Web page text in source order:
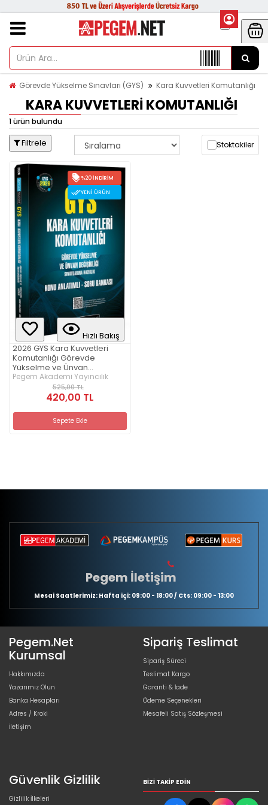
Görevde Yükselme Sınavları (GYS) Kara Kuvvetleri Komutanlığı
KARA KUVVETLERI KOMUTANLIĞI
1 ürün bulundu
Filtrele Stoktakiler
%20 İNDIRIM
YENI ÜRÜN
Hızlı Bakış
2026 GYS Kara Kuvvetleri
Komutanlığı Görevde
Yükselme ve Ünvan
Değişikliği Konu Anlatımlı Soru
Pegem Akademi Yayıncılık
525,00 TL
420,00 TL
Sepete Ekle
Pegem İletişim
Mesai Saatlerimiz: Hafta içi: 09:00 - 18:00 / Cts: 09:00 - 13:00
Pegem.Net
Kurumsal
Hakkımızda
Yazarımız Olun
Banka Hesapları
Adres / Kroki
İletişim
Sipariş Teslimat
Sipariş Süreci
Teslimat Kargo
Garanti & İade
Ödeme Seçenekleri
Mesafeli Satış Sözleşmesi
Güvenlik Gizlilik
Gizlilik İlkeleri
BIZI TAKIP EDIN